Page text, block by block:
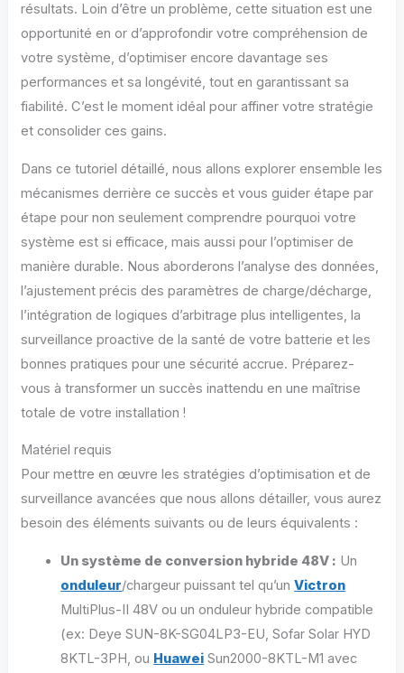
résultats. Loin d’être un problème, cette situation est une
opportunité en or d’approfondir votre compréhension de
votre système, d’optimiser encore davantage ses
performances et sa longévité, tout en garantissant sa
fiabilité. C’est le moment idéal pour affiner votre stratégie
et consolider ces gains.
Dans ce tutoriel détaillé, nous allons explorer ensemble les
mécanismes derrière ce succès et vous guider étape par
étape pour non seulement comprendre pourquoi votre
système est si efficace, mais aussi pour l’optimiser de
manière durable. Nous aborderons l’analyse des données,
l’ajustement précis des paramètres de charge/décharge,
l’intégration de logiques d’arbitrage plus intelligentes, la
surveillance proactive de la santé de votre batterie et les
bonnes pratiques pour une sécurité accrue. Préparez-
vous à transformer un succès inattendu en une maîtrise
totale de votre installation !
Matériel requis
Pour mettre en œuvre les stratégies d’optimisation et de
surveillance avancées que nous allons détailler, vous aurez
besoin des éléments suivants ou de leurs équivalents :
Un système de conversion hybride 48V : Un
onduleur/chargeur puissant tel qu’unVictron
MultiPlus-II 48V ou un onduleur hybride compatible
(ex: Deye SUN-8K-SG04LP3-EU, Sofar Solar HYD
8KTL-3PH, ou Huawei Sun2000-8KTL-M1 avec